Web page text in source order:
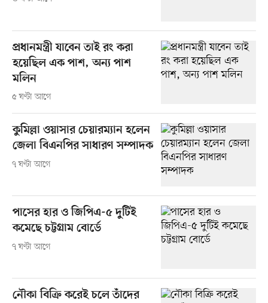
প্রধানমন্ত্রী যাবেন তাই রং করা
হয়েছিল এক পাশ, অন্য পাশ
মলিন
৫ ঘণ্টা আগে
কুমিল্লা ওয়াসার চেয়ারম্যান হলেন
জেলা বিএনপির সাধারণ সম্পাদক
৭ ঘণ্টা আগে
পাসের হার ও জিপিএ-৫ দুটিই
কমেছে চট্টগ্রাম বোর্ডে
৭ ঘণ্টা আগে
নৌকা বিক্রি করেই চলে তাঁদের